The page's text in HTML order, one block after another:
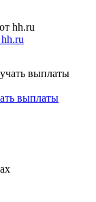
hh.ru
выплаты